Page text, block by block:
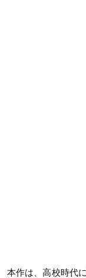
本作は、高校時代